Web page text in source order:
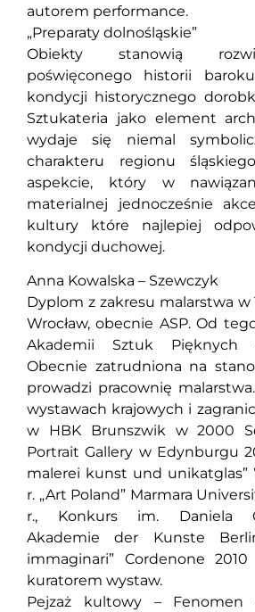
autorem performance.
„Preparaty dolnośląskie”
Obiekty stanowią
poświęconego historii
kondycji historycznego
Sztukateria jako element
wydaje się niemal
charakteru regionu
aspekcie, który w
materialnej jednocześnie
kultury które najlepiej
kondycji duchowej.
Anna Kowalska – Szewczyk
Dyplom z zakresu malarstwa w
Wrocław, obecnie ASP. Od
Akademii Sztuk Pięknych
Obecnie zatrudniona na
prowadzi pracownię
wystawach krajowych i
w HBK Brunszwik w 2000
Portrait Gallery w Edynburgu
malerei kunst und unikatglas”
r. „Art Poland” Marmara
r., Konkurs im. Daniela
Akademie der Kunste
immaginari” Cordenone
kuratorem wystaw.
Pejzaż kultowy –